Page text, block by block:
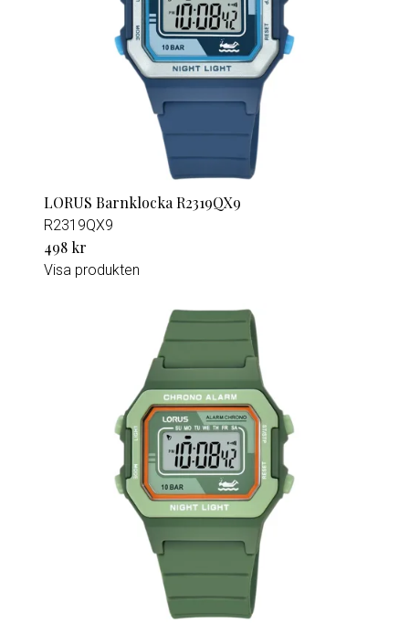
LORUS Barnklocka R2319QX9
R2319QX9
498 kr
Visa produkten